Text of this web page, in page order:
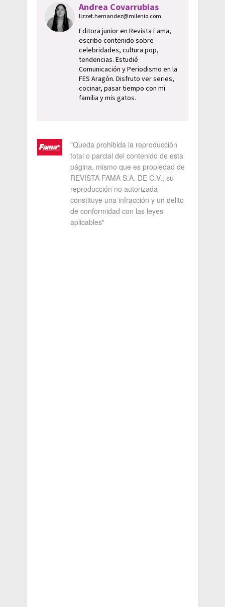
Andrea Covarrubias
lizzet.hernandez@milenio.com
Editora junior en Revista Fama,
escribo contenido sobre
celebridades, cultura pop,
tendencias. Estudié
Comunicación y Periodismo en la
FES Aragón. Disfruto ver series,
cocinar, pasar tiempo con mi
familia y mis gatos.
"Queda prohibida la reproducción
total o parcial del contenido de esta
página, mismo que es propiedad de
REVISTA FAMA S.A. DE C.V.; su
reproducción no autorizada
constituye una infracción y un delito
de conformidad con las leyes
aplicables"